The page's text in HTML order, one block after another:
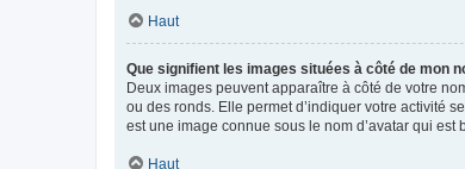
Haut
Que signifient les images situées à côté de mon
Deux images peuvent apparaître à côté de votre
ou des ronds. Elle permet d’indiquer votre activité
est une image connue sous le nom d’avatar qui
Haut